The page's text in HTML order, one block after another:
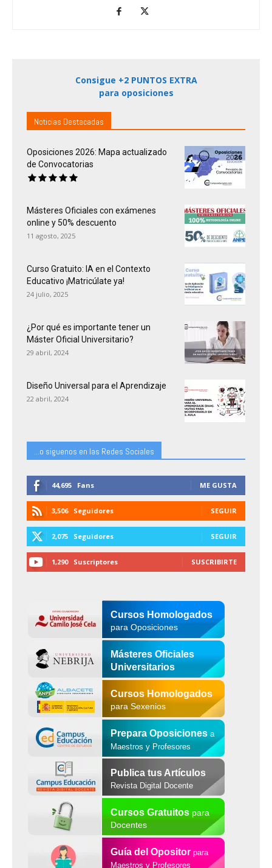
Consigue +2 PUNTOS EXTRA
para oposiciones
Noticias Destacadas
Oposiciones 2026: Mapa actualizado
de Convocatorias
Másteres Oficiales con exámenes
online y 50% descuento
11 agosto, 2025
Curso Gratuito: IA en el Contexto
Educativo ¡Matricúlate ya!
24 julio, 2025
¿Por qué es importante tener un
Máster Oficial Universitario?
29 abril, 2024
Diseño Universal para el Aprendizaje
22 abril, 2024
...o siguenos en las Redes Sociales
44,695 Fans ME GUSTA
3,506 Seguidores SEGUIR
2,075 Seguidores SEGUIR
1,290 Suscriptores SUSCRIBIRTE
Cursos Homologados
para Oposiciones
Másteres Oficiales
Universitarios
Cursos Homologados
para Sexenios
Prepara Oposiciones a
Maestros y Profesores
Publica tus Artículos
Revista Digital Docente
Cursos Gratuitospara
Docentes
Guía del Opositor para
Maestros y Profesores